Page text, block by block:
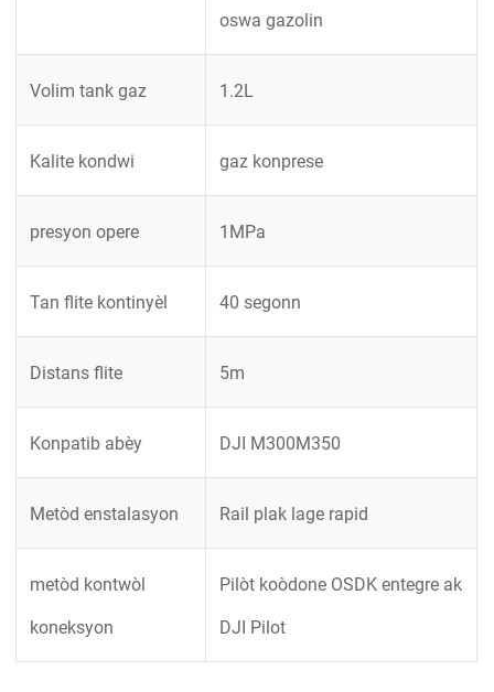
oswa gazolin
Volim tank gaz 1.2L
Kalite kondwi gaz konprese
presyon opere 1MPa
Tan flite kontinyèl 40 segonn
Distans flite 5m
Konpatib abèy DJI M300M350
Metòd enstalasyon Rail plak lage rapid
metòd kontwòl
koneksyon
Pilòt koòdone OSDK entegre ak
DJI Pilot